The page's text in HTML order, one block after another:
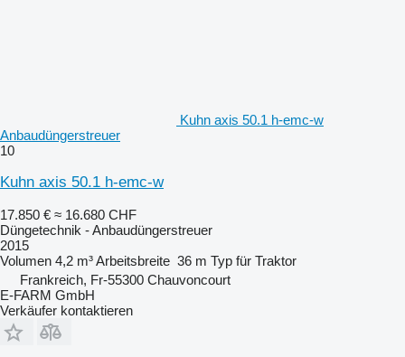
Kuhn axis 50.1 h-emc-w
Anbaudüngerstreuer
10
Kuhn axis 50.1 h-emc-w
17.850 € ≈ 16.680 CHF
Düngetechnik - Anbaudüngerstreuer
2015
Volumen 4,2 m³Arbeitsbreite 36 m Typ für Traktor
Frankreich, Fr-55300 Chauvoncourt
E-FARM GmbH
Verkäufer kontaktieren